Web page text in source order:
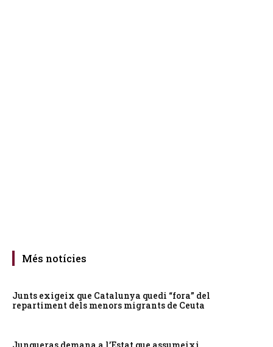
Més notícies
Junts exigeix que Catalunya quedi “fora” del
repartiment dels menors migrants de Ceuta
Junqueras demana a l’Estat que assumeixi